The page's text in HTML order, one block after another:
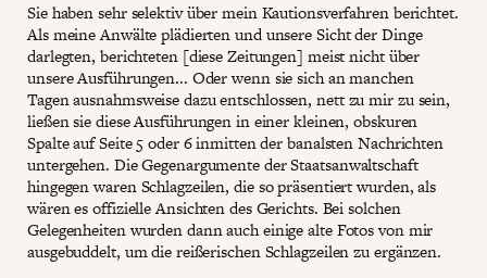
Sie haben sehr selektiv über mein Kautionsverfahren berichtet.
Als meine Anwälte plädierten und unsere Sicht der Dinge
darlegten, berichteten [diese Zeitungen] meist nicht über
unsere Ausführungen... Oder wenn sie sich an manchen
Tagen ausnahmsweise dazu entschlossen, nett zu mir zu sein,
ließen sie diese Ausführungen in einer kleinen, obskuren
Spalte auf Seite 5 oder 6 inmitten der banalsten Nachrichten
untergehen. Die Gegenargumente der Staatsanwaltschaft
hingegen waren Schlagzeilen, die so präsentiert wurden, als
wären es offizielle Ansichten des Gerichts. Bei solchen
Gelegenheiten wurden dann auch einige alte Fotos von mir
ausgebuddelt, um die reißerischen Schlagzeilen zu ergänzen.